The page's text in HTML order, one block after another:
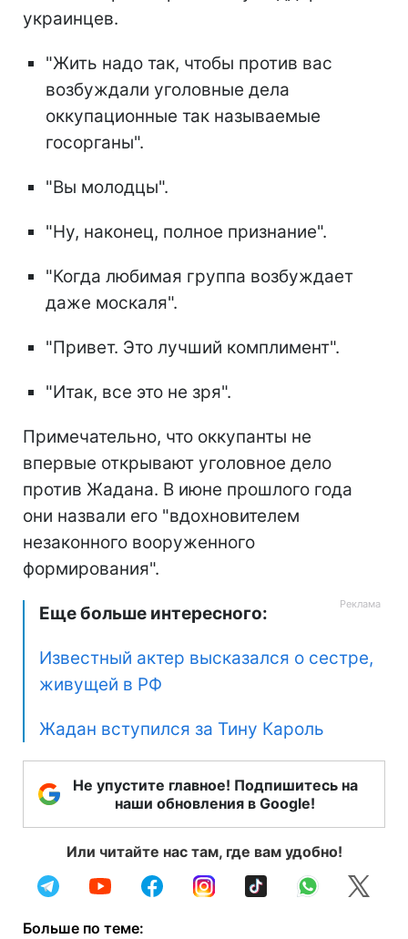
украинцев.
"Жить надо так, чтобы против вас
возбуждали уголовные дела
оккупационные так называемые
госорганы".
"Вы молодцы".
"Ну, наконец, полное признание".
"Когда любимая группа возбуждает
даже москаля".
"Привет. Это лучший комплимент".
"Итак, все это не зря".
Примечательно, что оккупанты не
впервые открывают уголовное дело
против Жадана. В июне прошлого года
они назвали его "вдохновителем
незаконного вооруженного
формирования".
Еще больше интересного:
Известный актер высказался о сестре,
живущей в РФ
Жадан вступился за Тину Кароль
Не упустите главное! Подпишитесь на
наши обновления в Google!
Или читайте нас там, где вам удобно!
Больше по теме: